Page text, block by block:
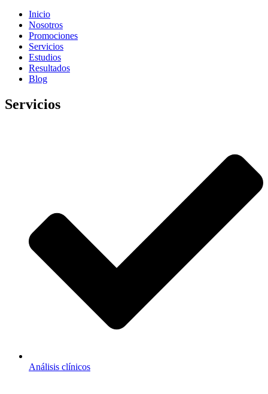
Inicio
Nosotros
Promociones
Servicios
Estudios
Resultados
Blog
Servicios
Análisis clínicos